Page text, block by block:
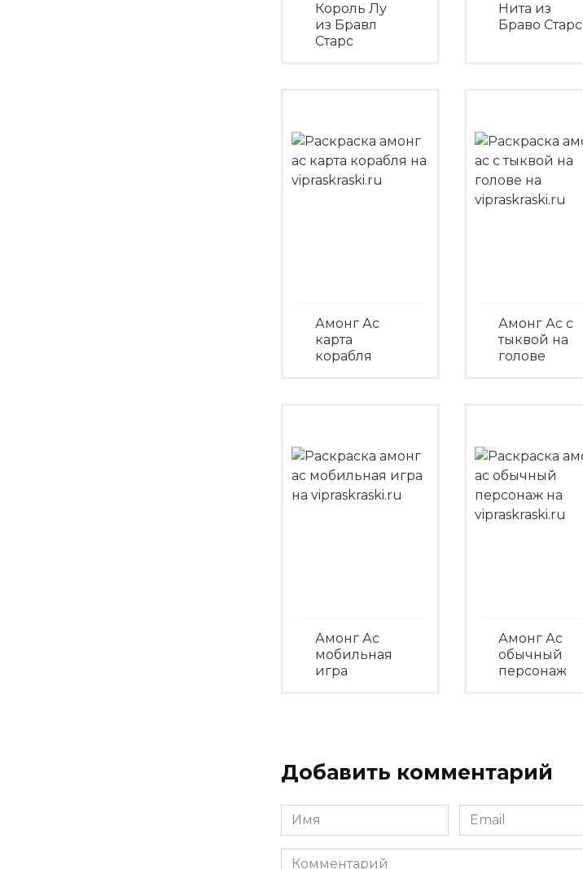
Король Лу
из Бравл
Старс
Нита из
Браво Старс
Амонг Ас
карта
корабля
Амонг Ас с
тыквой на
голове
Амонг Ас
мобильная
игра
Амонг Ас
обычный
персонаж
Добавить комментарий
Имя
*
Email
*
Комментарий